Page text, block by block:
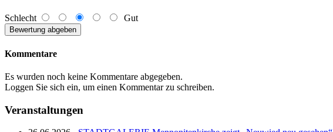
Schlecht Gut
Kommentare
Es wurden noch keine Kommentare abgegeben.
Loggen Sie sich ein, um einen Kommentar zu schreiben.
Veranstaltungen